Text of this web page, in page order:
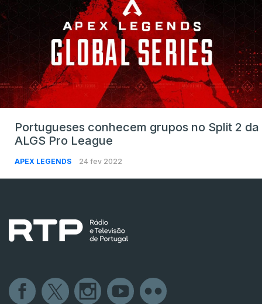
Portugueses conhecem grupos no Split 2 da
ALGS Pro League
APEX LEGENDS 24 fev 2022